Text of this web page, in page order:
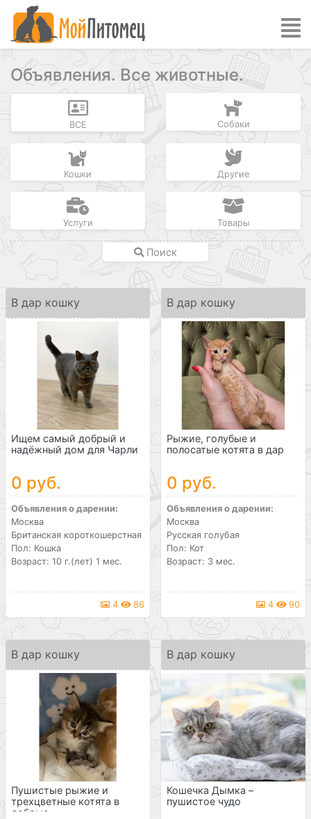
Объявления. Все животные.
ВСЕ Собаки
Кошки Другие
Услуги Товары
Поиск
В дар кошку
Ищем самый добрый и
надёжный дом для Чарли
0 руб.
Объявления о дарении:
Москва
Британская короткошерстная
Пол: Кошка
Возраст: 10 г.(лет) 1 мес.
4 86
В дар кошку
Рыжие, голубые и
полосатые котята в дар
0 руб.
Объявления о дарении:
Москва
Русская голубая
Пол: Кот
Возраст: 3 мес.
4 90
В дар кошку
Пушистые рыжие и
трехцветные котята в
добрые...
В дар кошку
Кошечка Дымка –
пушистое чудо